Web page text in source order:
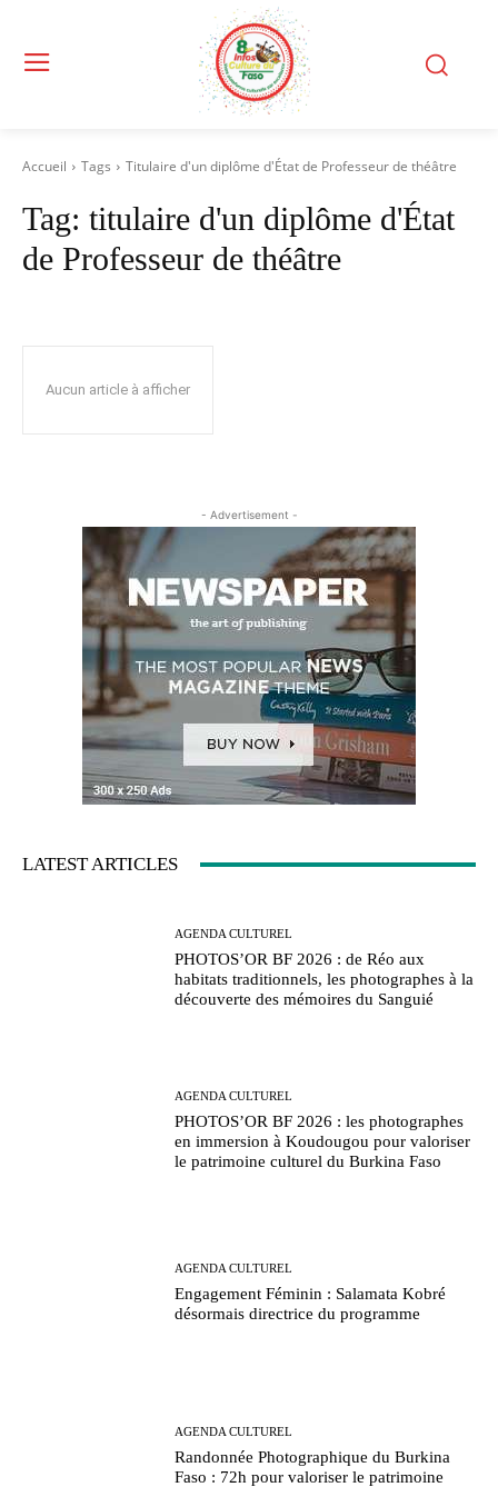
Accueil Tags Titulaire d'un diplôme d'État de Professeur de théâtre
Tag: titulaire d'un diplôme d'État
de Professeur de théâtre
Aucun article à afficher
- Advertisement -
LATEST ARTICLES
AGENDA CULTUREL
PHOTOS’OR BF 2026 : de Réo aux
habitats traditionnels, les photographes à la
découverte des mémoires du Sanguié
AGENDA CULTUREL
PHOTOS’OR BF 2026 : les photographes
en immersion à Koudougou pour valoriser
le patrimoine culturel du Burkina Faso
AGENDA CULTUREL
Engagement Féminin : Salamata Kobré
désormais directrice du programme
AGENDA CULTUREL
Randonnée Photographique du Burkina
Faso : 72h pour valoriser le patrimoine